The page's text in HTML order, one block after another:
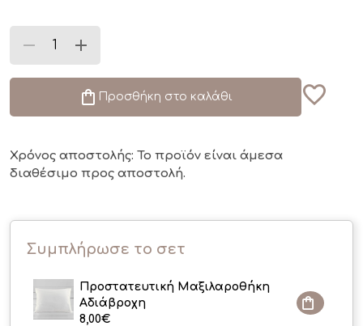
Προσθήκη στο καλάθι
Χρόνος αποστολής: Το προϊόν είναι άμεσα
διαθέσιμο προς αποστολή.
Συμπλήρωσε το σετ
Προστατευτική Μαξιλαροθήκη
Αδιάβροχη
8,00€